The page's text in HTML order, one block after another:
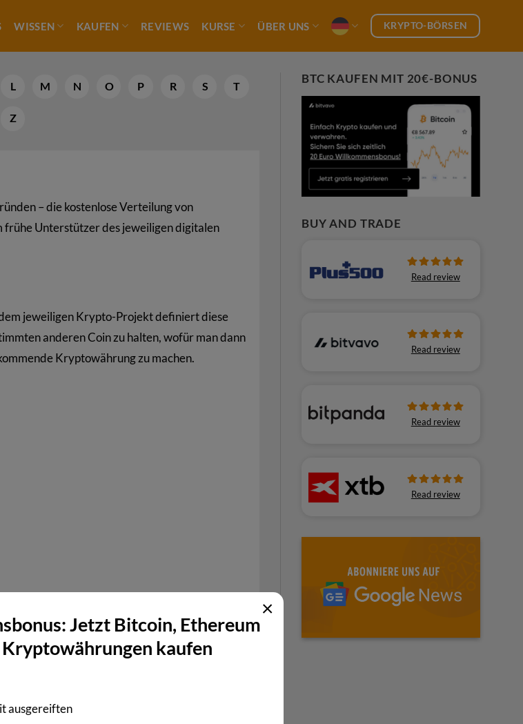
WISSEN KAUFEN REVIEWS KURSE ÜBER UNS KRYPTO-BÖRSEN
L M N O P R S T
Z
– die kostenlose Verteilung von
Unterstützer des jeweiligen digitalen
jeweiligen Krypto-Projekt definiert diese
anderen Coin zu halten, wofür man dann
Kryptowährung zu machen.
bringen die meisten Airdrops auch monetär
Airdrops zu partizipieren, da hierfür kein
BTC KAUFEN MIT 20€-BONUS
BUY AND TRADE
Read review
Read review
Read review
Read review
Jetzt Bitcoin, Ethereum
kaufen
ausgereiften
×